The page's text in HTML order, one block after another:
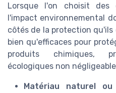
Lorsque l'on choisit des
l'impact environnemental
côtés de la protection
bien qu'efficaces pour
produits chimiques,
écologiques non
Matériau naturel